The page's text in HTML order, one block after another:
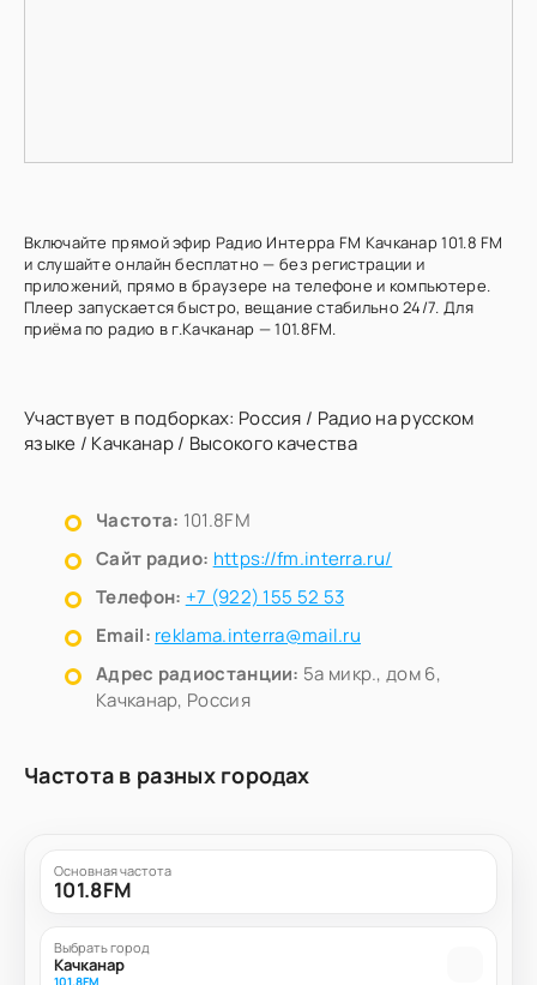
Включайте прямой эфир Радио Интерра FM Качканар 101.8 FM
и слушайте онлайн бесплатно — без регистрации и
приложений, прямо в браузере на телефоне и компьютере.
Плеер запускается быстро, вещание стабильно 24/7. Для
приёма по радио в г.Качканар — 101.8FM.
Участвует в подборках: Россия / Радио на русском
языке / Качканар/ Высокого качества
Частота: 101.8FM
Сайт радио: https://fm.interra.ru/
Телефон: +7 (922) 155 52 53
Email: reklama.interra@mail.ru
Адрес радиостанции: 5а микр., дом 6,
Качканар, Россия
Частота в разных городах
Основная частота
101.8FM
Выбрать город
Качканар
101.8FM